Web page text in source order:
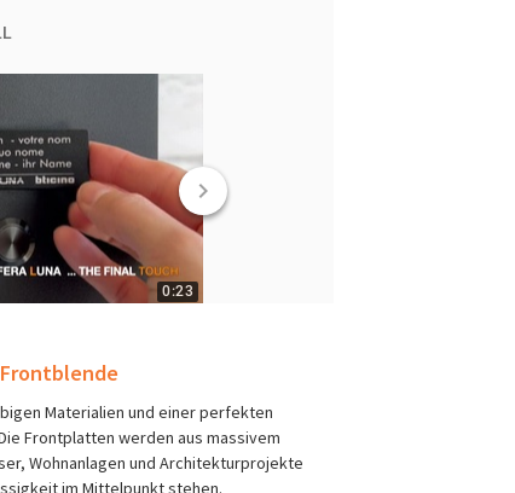
Frontblende
Materialien und einer perfekten
Frontplatten werden aus massivem
Wohnanlagen und Architekturprojekte
im Mittelpunkt stehen.